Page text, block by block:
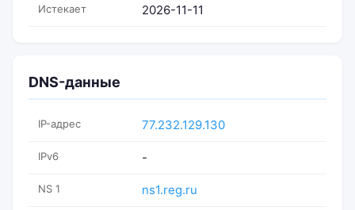
Истекает 2026-11-11
DNS-данные
IP-адрес 77.232.129.130
IPv6 -
NS 1 ns1.reg.ru